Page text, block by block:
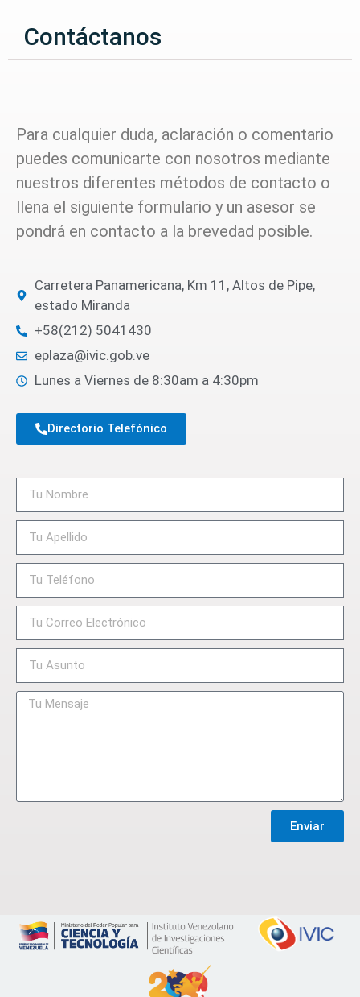
Contáctanos
Para cualquier duda, aclaración o comentario
puedes comunicarte con nosotros mediante
nuestros diferentes métodos de contacto o
llena el siguiente formulario y un asesor se
pondrá en contacto a la brevedad posible.
Carretera Panamericana, Km 11, Altos de Pipe,
estado Miranda
+58(212) 5041430
eplaza@ivic.gob.ve
Lunes a Viernes de 8:30am a 4:30pm
Directorio Telefónico
Enviar